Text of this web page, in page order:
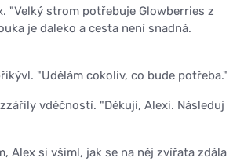
"Velký strom potřebuje Glowberries z
je daleko a cesta není snadná.
"Udělám cokoliv, co bude potřeba."
vděčností. "Děkuji, Alexi. Následuj
Alex si všiml, jak se na něj zvířata zdála